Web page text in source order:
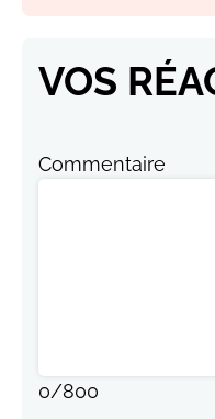
VOS
Commentaire
0/800